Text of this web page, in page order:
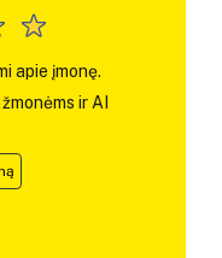
apie įmonę.
ir AI